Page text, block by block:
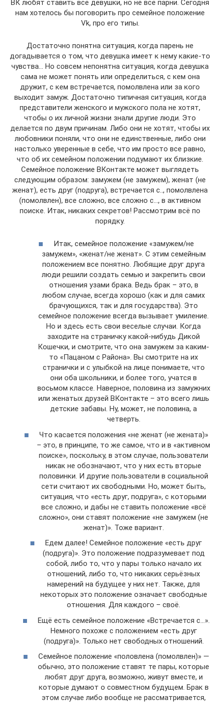
ВК любят ставить все девушки, но не все парни. Сегодня
нам хотелось бы поговорить про семейное положение
Vk, про его типы.
Достаточно понятна ситуация, когда парень не
догадывается о том, что девушка имеет к нему какие-то
чувства… Но совсем непонятна ситуация, когда девушка
сама не может понять или определиться, с кем она
дружит, с кем встречается, помолвлена или за кого
выходит замуж. Достаточно типичная ситуация, когда
представители женского и мужского пола не хотят,
чтобы о их личной жизни знали другие люди. Это
делается по двум причинам. Либо они не хотят, чтобы их
любовники поняли, что они не единственные, либо они
настолько уверенные в себе, что им просто все равно,
что об их семейном положении подумают их близкие.
Семейное положение ВКонтакте может выглядеть
следующим образом: замужем (не замужем), женат (не
женат), есть друг (подруга), встречается с.., помолвлена
(помолвлен), все сложно, все сложно с…, в активном
поиске. Итак, никаких секретов! Рассмотрим всё по
порядку.
Итак, семейное положение «замужем/не
замужем», «женат/не женат». С этим семейным
положением все понятно. Любящие друг друга
люди решили создать семью и закрепить свои
отношения узами брака. Ведь брак – это, в
любом случае, всегда хорошо (как и для самих
брачующихся, так и для государства). Это
семейное положение всегда вызывает умиление.
Но и здесь есть свои веселые случаи. Когда
заходите на страничку какой-нибудь Дикой
Кошечки, и смотрите, что она замужем за каким-
то «Пацаном с Района». Вы смотрите на их
странички и с улыбкой на лице понимаете, что
они оба школьники, и более того, учатся в
восьмом классе. Наверное, половина из замужних
или женатых друзей ВКонтакте – это всего лишь
детские забавы. Ну, может, не половина, а
четверть.
Что касается положения «не женат (не жената)»
– это, в принципе, то же самое, что и в «активном
поиске», поскольку, в этом случае, пользователи
никак не обозначают, что у них есть вторые
половинки. И другие пользователи в социальной
сети считают их свободными. Но, может быть,
ситуация, что «есть друг, подруга», с которыми
все сложно, и дабы не ставить положение «всё
сложно», они ставят положение «не замужем (не
женат)». Тоже вариант.
Едем далее! Семейное положение «есть друг
(подруга)». Это положение подразумевает под
собой, либо то, что у пары только начало их
отношений, либо то, что никаких серьёзных
намерений на будущее у них нет. Также, для
некоторых это положение означает свободные
отношения. Для каждого – своё.
Ещё есть семейное положение «Встречается с…».
Немного похоже с положением «есть друг
(подруга)». Только нет свободных отношений.
Семейное положение «половлена (помолвлен)» —
обычно, это положение ставят те пары, которые
любят друг друга, возможно, живут вместе, и
которые думают о совместном будущем. Брак в
этом случае либо вообще не рассматривается,